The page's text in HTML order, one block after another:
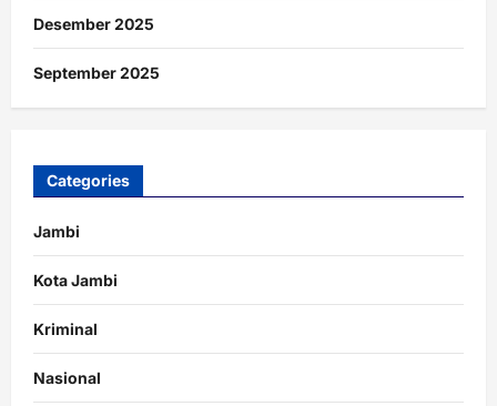
Desember 2025
September 2025
Categories
Jambi
Kota Jambi
Kriminal
Nasional